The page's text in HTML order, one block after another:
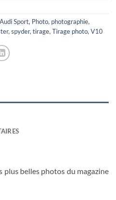
Audi Sport, Photo, photographie,
, spyder, tirage, Tirage photo, V10
plus belles photos du magazine